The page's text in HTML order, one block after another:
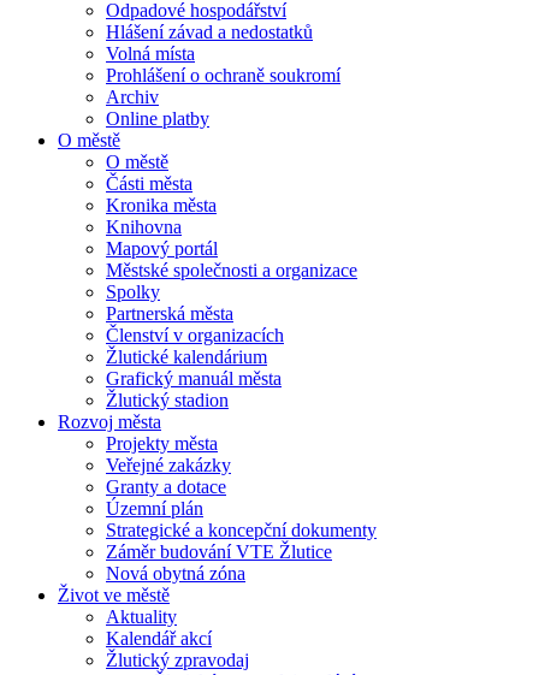
Odpadové hospodářství
Hlášení závad a nedostatků
Volná místa
Prohlášení o ochraně soukromí
Archiv
Online platby
O městě
O městě
Části města
Kronika města
Knihovna
Mapový portál
Městské společnosti a organizace
Spolky
Partnerská města
Členství v organizacích
Žlutické kalendárium
Grafický manuál města
Žlutický stadion
Rozvoj města
Projekty města
Veřejné zakázky
Granty a dotace
Územní plán
Strategické a koncepční dokumenty
Záměr budování VTE Žlutice
Nová obytná zóna
Život ve městě
Aktuality
Kalendář akcí
Žlutický zpravodaj